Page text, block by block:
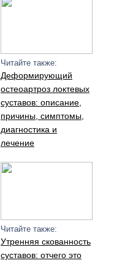
Читайте также:
Деформирующий
остеоартроз локтевых
суставов: описание,
причины, симптомы,
диагностика и
лечение
Читайте также:
Утренняя скованность
суставов: отчего это